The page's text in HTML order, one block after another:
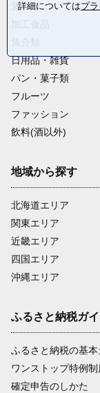
酒
日用品・雑貨
パン・菓子類
フルーツ
ファッション
飲料(酒以外)
地域から探す
北海道エリア
関東エリア
近畿エリア
四国エリア
沖縄エリア
ふるさと納税ガ
ふるさと納税の基本
ワンストップ特例制
確定申告のしかた
詳細についてはプ